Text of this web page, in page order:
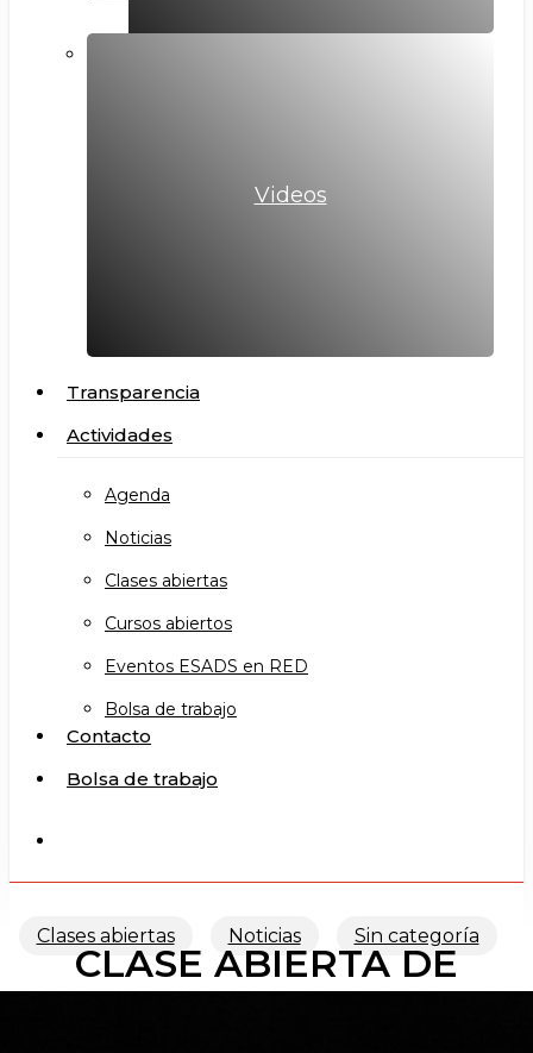
Videos
Transparencia
Actividades
Agenda
Noticias
Clases abiertas
Cursos abiertos
Eventos ESADS en RED
Bolsa de trabajo
Contacto
Bolsa de trabajo
Clases abiertas Noticias Sin categoría
CLASE ABIERTA DE